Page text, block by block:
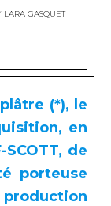
LARA GASQUET
(*), le
en
de
porteuse
production